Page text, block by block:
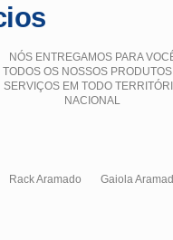
NÓS ENTREGAMOS PARA
TODOS OS NOSSOS
SERVIÇOS EM TODO
NACIONAL
Rack Aramado Gaiola